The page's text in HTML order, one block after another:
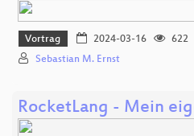
Vortrag 2024-03-16
622
Sebastian M. Ernst
RocketLang - Mein